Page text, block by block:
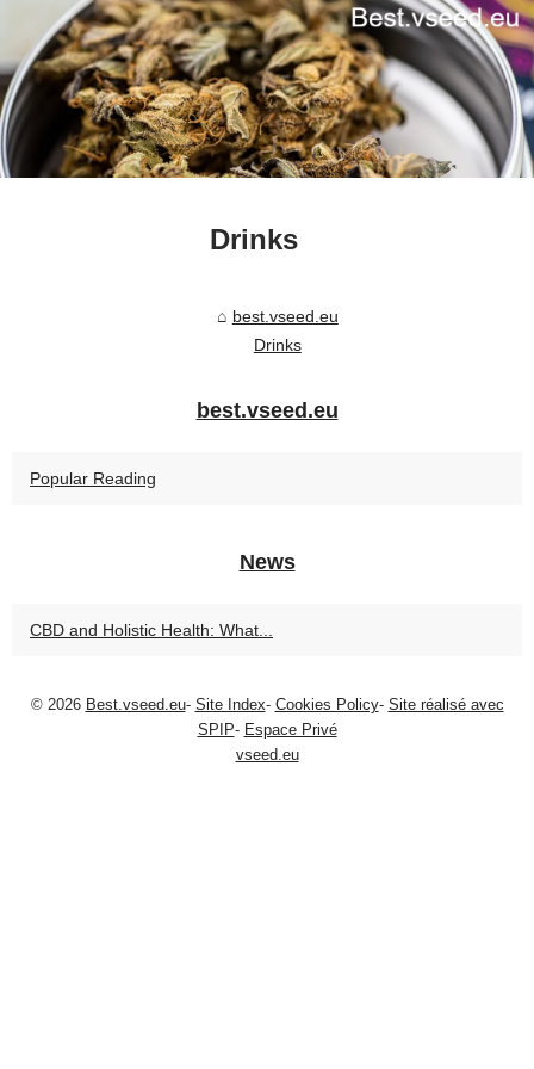
Drinks
best.vseed.eu
Drinks
best.vseed.eu
Popular Reading
News
CBD and Holistic Health: What...
© 2026 Best.vseed.eu- Site Index- Cookies Policy- Site réalisé avec
SPIP- Espace Privé
vseed.eu